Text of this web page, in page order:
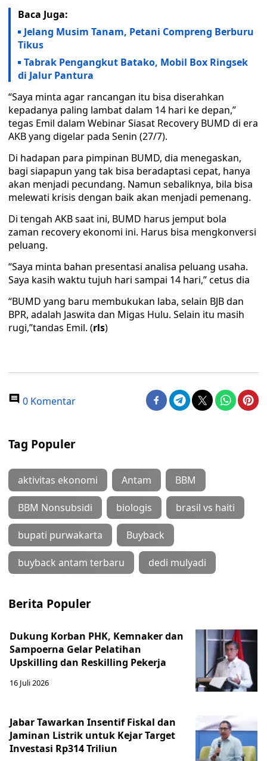
Baca Juga:
Jelang Musim Tanam, Petani Compreng Berburu
Tikus
Tabrak Pengangkut Batako, Mobil Box Ringsek
di Jalur Pantura
“Saya minta agar rancangan itu bisa diserahkan
kepadanya paling lambat dalam 14 hari ke depan,”
tegas Emil dalam Webinar Siasat Recovery BUMD di era
AKB yang digelar pada Senin (27/7).
Di hadapan para pimpinan BUMD, dia menegaskan,
bagi siapapun yang tak bisa beradaptasi cepat, hanya
akan menjadi pecundang. Namun sebaliknya, bila bisa
melewati krisis dengan baik akan menjadi pemenang.
Di tengah AKB saat ini, BUMD harus jemput bola
zaman recovery ekonomi ini. Harus bisa mengkonversi
peluang.
“Saya minta bahan presentasi analisa peluang usaha.
Saya kasih waktu tujuh hari sampai 14 hari,” cetus dia
“BUMD yang baru membukukan laba, selain BJB dan
BPR, adalah Jaswita dan Migas Hulu. Selain itu masih
rugi,”tandas Emil. (rls)
0 Komentar
Tag Populer
aktivitas ekonomi Antam BBM
BBM Nonsubsidi biologis brasil vs haiti
bupati purwakarta Buyback
buyback antam terbaru dedi mulyadi
Berita Populer
Dukung Korban PHK, Kemnaker dan
Sampoerna Gelar Pelatihan
Upskilling dan Reskilling Pekerja
16 Juli 2026
Jabar Tawarkan Insentif Fiskal dan
Jaminan Listrik untuk Kejar Target
Investasi Rp314 Triliun